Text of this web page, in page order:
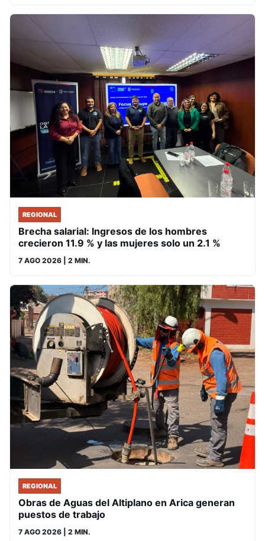
REGIONAL
Brecha salarial: Ingresos de los hombres
crecieron 11.9 % y las mujeres solo un 2.1 %
7 AGO 2026 | 2 MIN.
REGIONAL
Obras de Aguas del Altiplano en Arica generan
puestos de trabajo
7 AGO 2026 | 2 MIN.